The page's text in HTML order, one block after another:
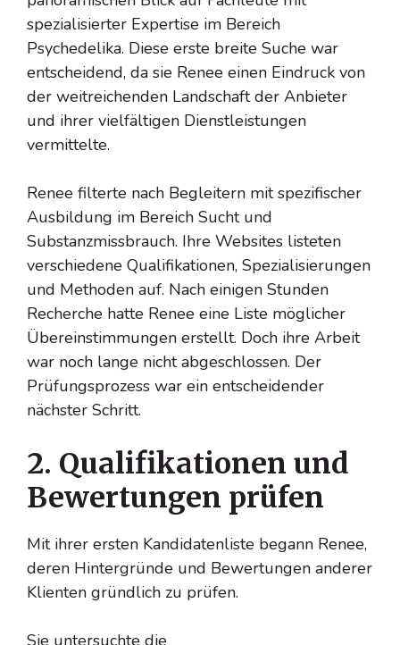
spezialisierter Expertise im Bereich
Psychedelika. Diese erste breite Suche war
entscheidend, da sie Renee einen Eindruck von
der weitreichenden Landschaft der Anbieter
und ihrer vielfältigen Dienstleistungen
vermittelte.
Renee filterte nach Begleitern mit spezifischer
Ausbildung im Bereich Sucht und
Substanzmissbrauch. Ihre Websites listeten
verschiedene Qualifikationen, Spezialisierungen
und Methoden auf. Nach einigen Stunden
Recherche hatte Renee eine Liste möglicher
Übereinstimmungen erstellt. Doch ihre Arbeit
war noch lange nicht abgeschlossen. Der
Prüfungsprozess war ein entscheidender
nächster Schritt.
2. Qualifikationen und
Bewertungen prüfen
Mit ihrer ersten Kandidatenliste begann Renee,
deren Hintergründe und Bewertungen anderer
Klienten gründlich zu prüfen.
Sie untersuchte die